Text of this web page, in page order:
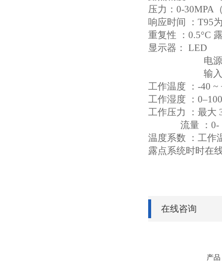
压力：0-30MPA
响应时间 ：T95
重复性 ：0.5°C
显示器： LED
电
输
工作温度 ：-40 ~
工作湿度 ：
工作压力 ：最大
流量 ：0-
温度系数 ：工作
露点系统时时在
在线咨询
产品